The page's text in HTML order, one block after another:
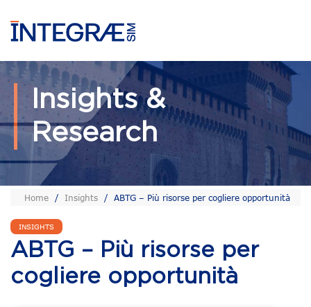
Insights &
Research
Home / Insights / ABTG – Più risorse per cogliere opportunità
INSIGHTS
ABTG – Più risorse per
cogliere opportunità